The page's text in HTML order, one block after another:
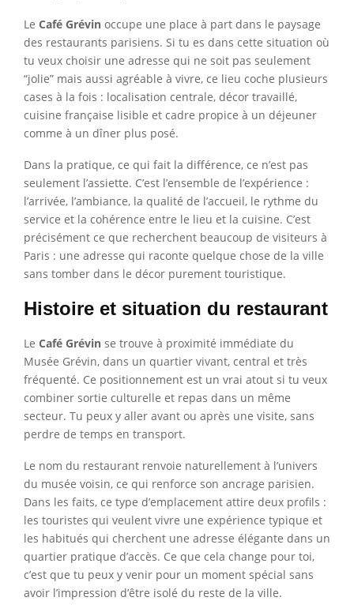
Le Café Grévin occupe une place à part dans le paysage
des restaurants parisiens. Si tu es dans cette situation où
tu veux choisir une adresse qui ne soit pas seulement
“jolie” mais aussi agréable à vivre, ce lieu coche plusieurs
cases à la fois : localisation centrale, décor travaillé,
cuisine française lisible et cadre propice à un déjeuner
comme à un dîner plus posé.
Dans la pratique, ce qui fait la différence, ce n’est pas
seulement l’assiette. C’est l’ensemble de l’expérience :
l’arrivée, l’ambiance, la qualité de l’accueil, le rythme du
service et la cohérence entre le lieu et la cuisine. C’est
précisément ce que recherchent beaucoup de visiteurs à
Paris : une adresse qui raconte quelque chose de la ville
sans tomber dans le décor purement touristique.
Histoire et situation du restaurant
Le Café Grévin se trouve à proximité immédiate du
Musée Grévin, dans un quartier vivant, central et très
fréquenté. Ce positionnement est un vrai atout si tu veux
combiner sortie culturelle et repas dans un même
secteur. Tu peux y aller avant ou après une visite, sans
perdre de temps en transport.
Le nom du restaurant renvoie naturellement à l’univers
du musée voisin, ce qui renforce son ancrage parisien.
Dans les faits, ce type d’emplacement attire deux profils :
les touristes qui veulent vivre une expérience typique et
les habitués qui cherchent une adresse élégante dans un
quartier pratique d’accès. Ce que cela change pour toi,
c’est que tu peux y venir pour un moment spécial sans
avoir l’impression d’être isolé du reste de la ville.